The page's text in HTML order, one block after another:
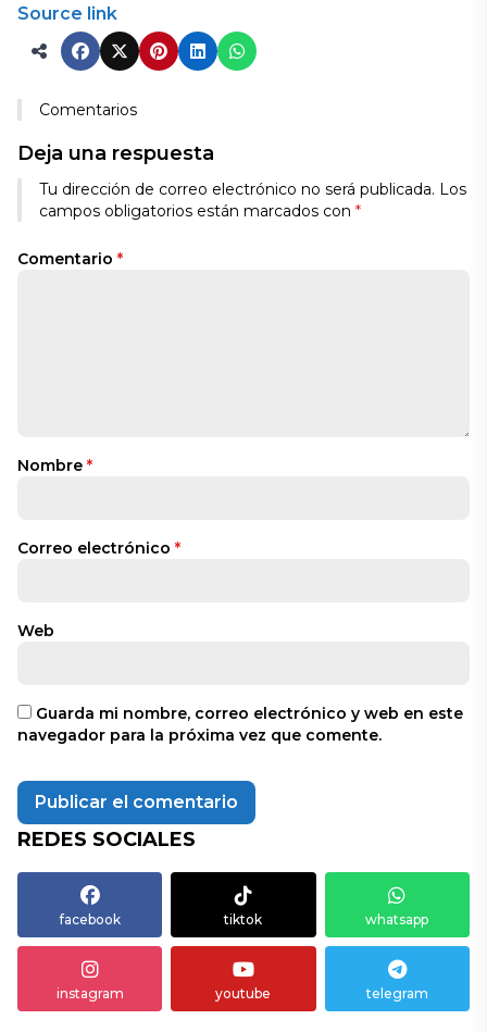
Source link
Comentarios
Deja una respuesta
Tu dirección de correo electrónico no será publicada. Los
campos obligatorios están marcados con *
Comentario *
Nombre *
Correo electrónico *
Web
Guarda mi nombre, correo electrónico y web en este
navegador para la próxima vez que comente.
REDES SOCIALES
facebook tiktok whatsapp
instagram youtube telegram